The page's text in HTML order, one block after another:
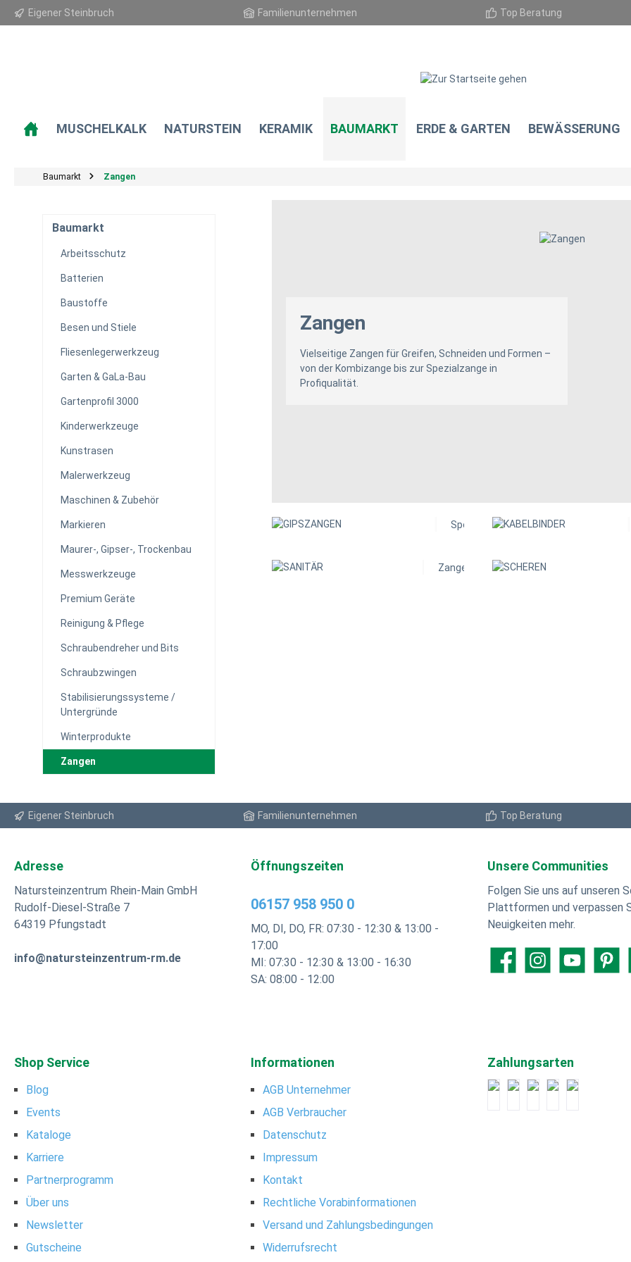
Zur Hauptnavigation springen
Eigener Steinbruch Familienunternehmen Top Beratung
MUSCHELKALK NATURSTEIN KERAMIK BAUMARKT ERDE & GARTEN BEWÄSSERUNG
Baumarkt Zangen
Baumarkt
Arbeitsschutz
Batterien
Baustoffe
Besen und Stiele
Fliesenlegerwerkzeug
Garten & GaLa-Bau
Gartenprofil 3000
Kinderwerkzeuge
Kunstrasen
Malerwerkzeug
Maschinen & Zubehör
Markieren
Maurer-, Gipser-, Trockenbau
Messwerkzeuge
Premium Geräte
Reinigung & Pflege
Schraubendreher und Bits
Schraubzwingen
Stabilisierungssysteme /
Untergründe
Winterprodukte
Zangen
Zangen
Vielseitige Zangen für Greifen, Schneiden und Formen –
von der Kombizange bis zur Spezialzange in
Profiqualität.
Spezielle Zangen für Arbeiten im
Hier klicken!
SANITÄR
Zangen für Installationsarbeiten im
Eigener Steinbruch Familienunternehmen Top Beratung
Adresse
Natursteinzentrum Rhein-Main GmbH
Rudolf-Diesel-Straße 7
64319 Pfungstadt
info@natursteinzentrum-rm.de
Öffnungszeiten
06157 958 950 0
MO, DI, DO, FR: 07:30 - 12:30 & 13:00 -
17:00
MI: 07:30 - 12:30 & 13:00 - 16:30
SA: 08:00 - 12:00
Unsere Communities
Folgen Sie uns auf unseren
Plattformen und verpassen
Neuigkeiten mehr.
FacebookInstagramYouTube
Shop Service
Blog
Events
Kataloge
Karriere
Partnerprogramm
Über uns
Newsletter
Gutscheine
Informationen
AGB Unternehmer
AGB Verbraucher
Datenschutz
Impressum
Kontakt
Rechtliche Vorabinformationen
Versand und Zahlungsbedingungen
Widerrufsrecht
Zahlungsarten